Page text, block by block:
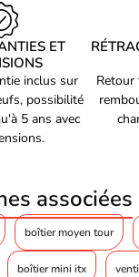
du
200 mm
Voir produits
Voir les boîtier
ET
inclus sur
possibilité
5 ans avec
Retour
associées
boîtier moyen tour
boîtier mini itx